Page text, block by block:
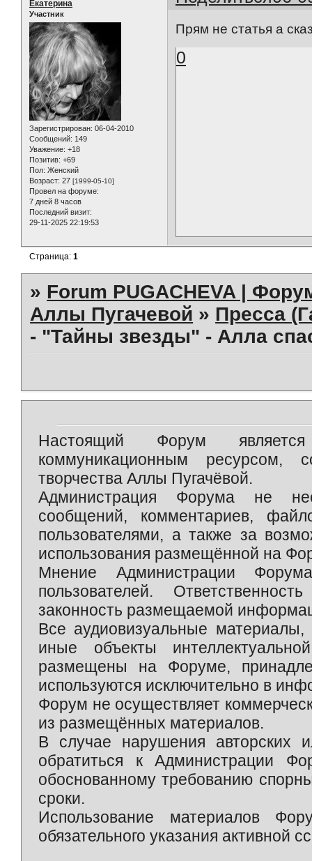
Екатерина
Участник
Зарегистрирован: 06-04-2010
Сообщений: 149
Уважение: +18
Позитив: +69
Пол: Женский
Возраст: 27 [1999-05-10]
Провел на форуме:
7 дней 8 часов
Последний визит:
29-11-2025 22:19:53
Прям не статья а
0
Страница:1
» Forum PUGACHEVA |
Аллы Пугачевой » Пресса
- "Тайны звезды" - Алла
Настоящий Форум является
коммуникационным ресурсом,
творчества Аллы Пугачёвой.
Администрация Форума не
сообщений, комментариев,
пользователями, а также за
использования размещённой на
Мнение Администрации
пользователей.
законность размещаемой
Все аудиовизуальные
иные объекты
размещены на Форуме,
используются исключительно в
Форум не осуществляет
из размещённых материалов.
В случае нарушения авторских
обратиться к Администрации
обоснованному требованию
сроки.
Использование материалов
обязательного указания активной